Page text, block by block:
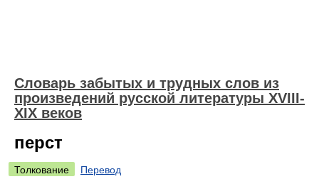
Словарь забытых и трудных слов из
произведений русской литературы ХVIII-
ХIХ веков
перст
Толкование
Перевод